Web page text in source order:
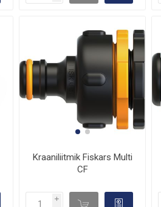
Kraaniliitmik Fiskars Multi
CF
i d 